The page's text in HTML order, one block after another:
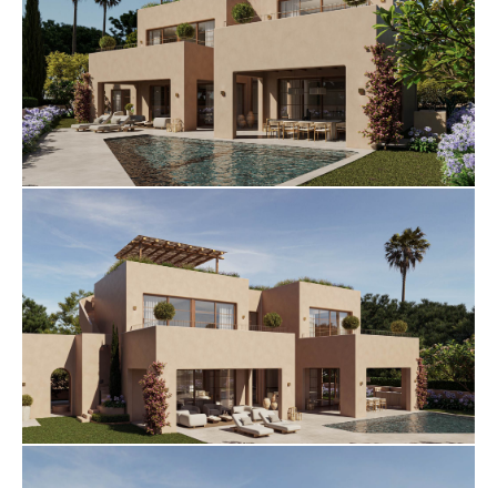
O piso superior terá dois quartos de hóspedes em
suite e um luxuoso quarto principal com um closet
e uma requintada casa de banho principal. O quarto
principal abre-se para um terraço privado com uma
encantadora área de relaxamento, enquanto os
quartos de hóspedes partilham o acesso a outro
terraço com o seu próprio espaço de relaxamento. O
piso inferior da propriedade irá revelar comodidades
personalizadas, incluindo uma área de
entretenimento com um bar personalizado e uma
mesa de bilhar, um salão que funciona como sala de
cinema e um ginásio em casa com uma sala de
pilates. Um sumptuoso spa completará o piso
inferior, com jacuzzi, sauna e sala de massagens.